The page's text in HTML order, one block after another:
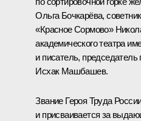
Ольга Бочкарёва,
«Красное Сормово»
академического театра
и писатель,
Исхак Машбашев.
Звание Героя Труда
и присваивается за